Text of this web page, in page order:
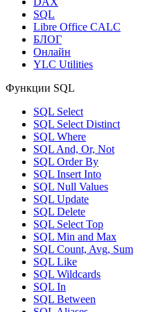
SQL
Libre Office CALC
БЛОГ
Онлайн
YLC Utilities
Функции SQL
SQL Select
SQL Select Distinct
SQL Where
SQL And, Or, Not
SQL Order By
SQL Insert Into
SQL Null Values
SQL Update
SQL Delete
SQL Select Top
SQL Min and Max
SQL Count, Avg, Sum
SQL Like
SQL Wildcards
SQL In
SQL Between